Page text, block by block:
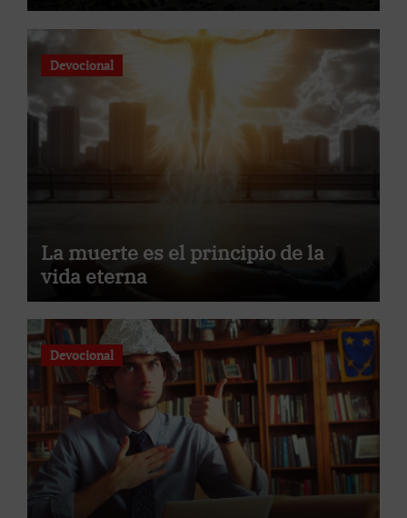
Devocional
La muerte es el principio de la
vida eterna
Devocional